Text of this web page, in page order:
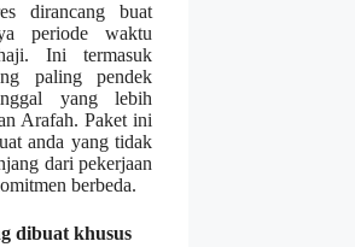
dirancang buat
periode waktu
Ini termasuk
paling pendek
yang lebih
Arafah. Paket ini
anda yang tidak
dari pekerjaan
berbeda.
dibuat khusus